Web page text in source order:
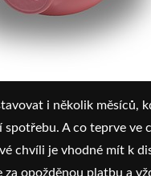
i několik
spotřebu. A co teprve
chvíli je vhodné mít k
opožděnou platbu a